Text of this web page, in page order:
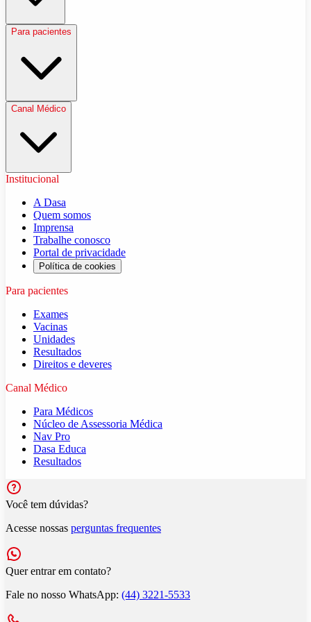
Para pacientes
Canal Médico
Institucional
A Dasa
Quem somos
Imprensa
Trabalhe conosco
Portal de privacidade
Política de cookies
Para pacientes
Exames
Vacinas
Unidades
Resultados
Direitos e deveres
Canal Médico
Para Médicos
Núcleo de Assessoria Médica
Nav Pro
Dasa Educa
Resultados
Você tem dúvidas?
Acesse nossas perguntas frequentes
Quer entrar em contato?
Fale no nosso WhatsApp: (44) 3221-5533